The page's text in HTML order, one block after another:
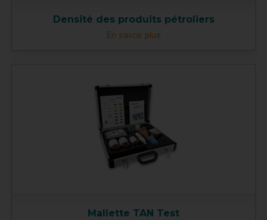
Densité des produits pétroliers
En savoir plus
Mallette TAN Test